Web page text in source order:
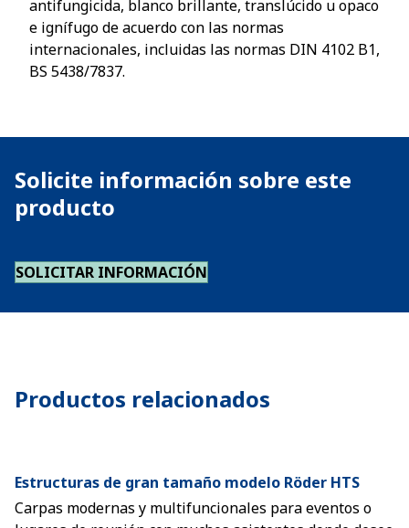
antifungicida, blanco brillante, translúcido u opaco
e ignífugo de acuerdo con las normas
internacionales, incluidas las normas DIN 4102 B1,
BS 5438/7837.
Solicite información sobre este
producto
SOLICITAR INFORMACIÓN
Productos relacionados
Estructuras de gran tamaño modelo Röder HTS
Carpas modernas y multifuncionales para eventos o